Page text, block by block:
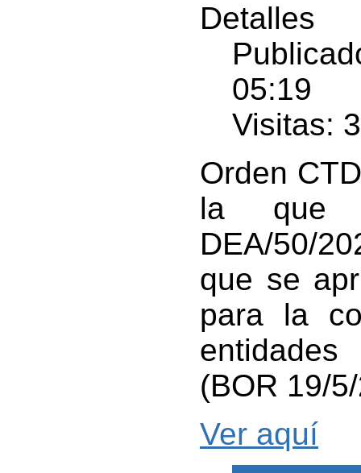
Detalles
05:19
Visitas:
Orden
la que
DEA/50/
que se
para la
(BOR 19/
Ver aquí